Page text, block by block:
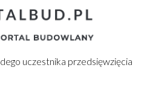
uczestnika przedsięwzięcia